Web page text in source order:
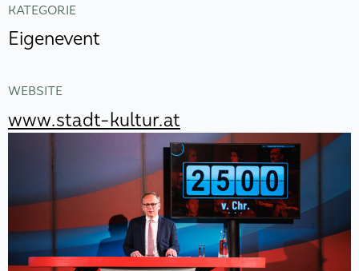
KATEGORIE
Eigenevent
WEBSITE
www.stadt-kultur.at